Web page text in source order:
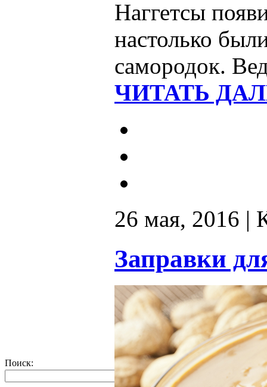
Поиск:
Наггетсы
настолько
самородок.
ЧИТАТЬ
26 мая, 2016 |
Заправки